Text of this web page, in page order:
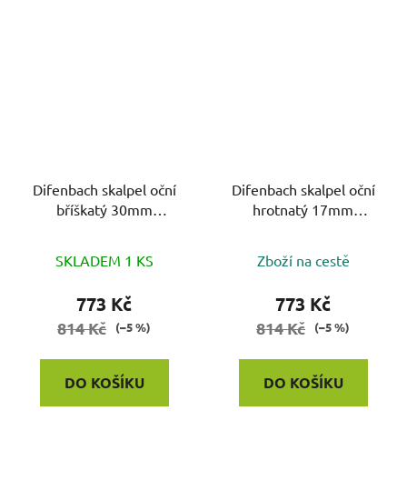
Difenbach skalpel oční
bříškatý 30mm
SKLADEM 1 KS
773 Kč
814 Kč (–5 %)
DO KOŠÍKU
Difenbach skalpel oční
hrotnatý 17mm
Zboží na cestě
773 Kč
814 Kč (–5 %)
DO KOŠÍKU